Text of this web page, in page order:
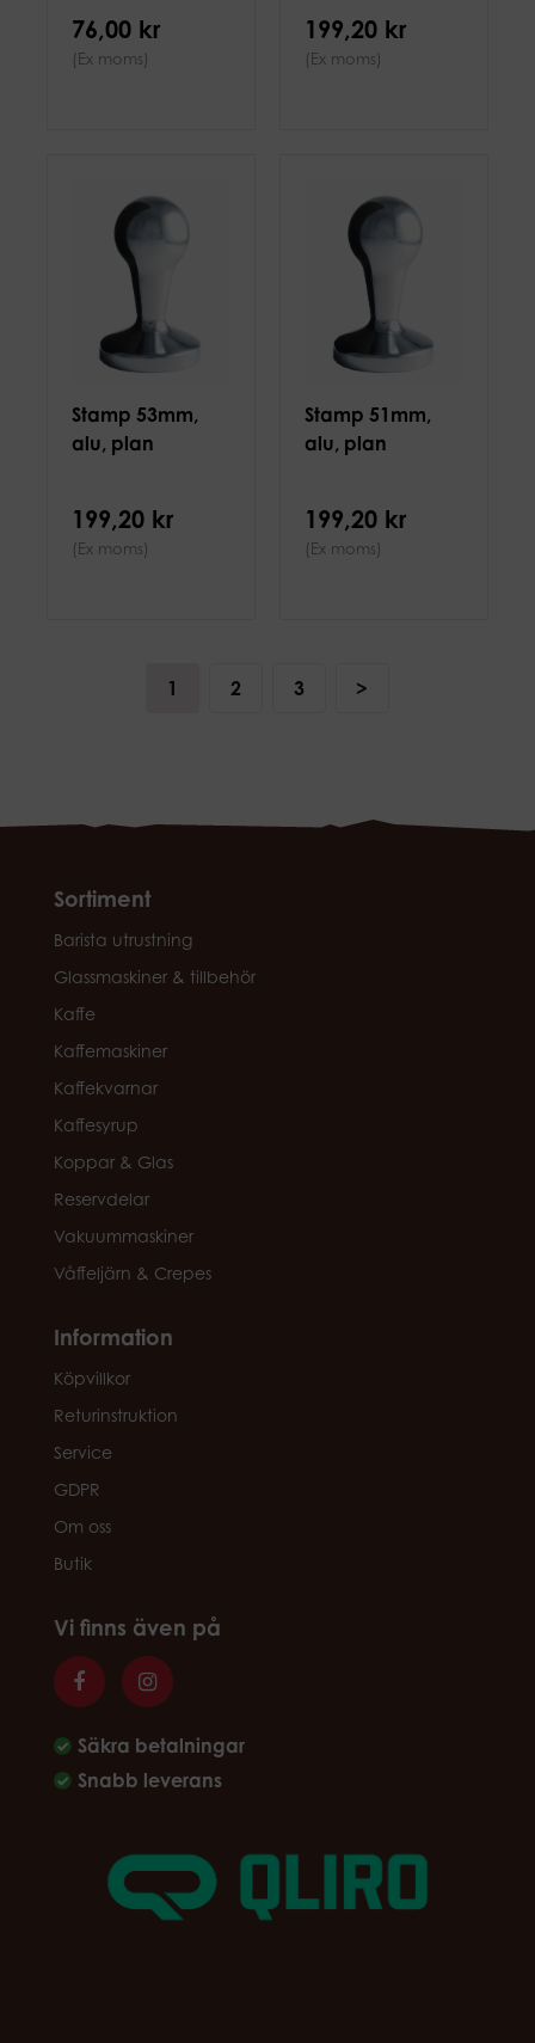
76,00 kr
(Ex moms)
199,20 kr
(Ex moms)
Stamp 53mm,
alu, plan
199,20 kr
(Ex moms)
Stamp 51mm,
alu, plan
199,20 kr
(Ex moms)
1 2 3 >
Sortiment
Barista utrustning
Glassmaskiner & tillbehör
Kaffe
Kaffemaskiner
Kaffekvarnar
Kaffesyrup
Koppar & Glas
Reservdelar
Vakuummaskiner
Våffeljärn & Crepes
Information
Köpvillkor
Returinstruktion
Service
GDPR
Om oss
Butik
Vi finns även på
Säkra betalningar
Snabb leverans